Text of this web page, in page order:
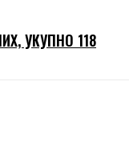
УКУПНО 118